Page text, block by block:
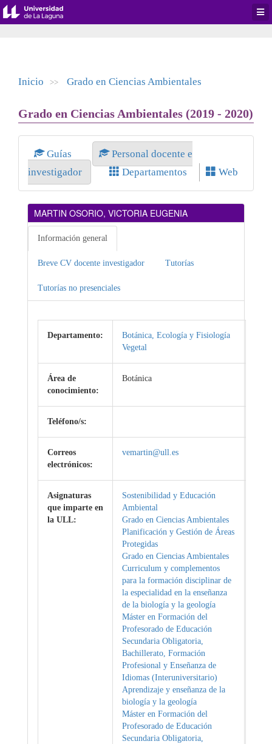
Inicio >> Grado en Ciencias Ambientales
Grado en Ciencias Ambientales (2019 - 2020)
Guías
Personal docente e
investigador
Departamentos Web
MARTIN OSORIO, VICTORIA EUGENIA
Información general
Breve CV docente investigador Tutorías
Tutorías no presenciales
Departamento:
Botánica, Ecología y Fisiología
Vegetal
Área de
conocimiento:
Botánica
Teléfono/s:
Correos
electrónicos:
vemartin@ull.es
Asignaturas
que imparte en
la ULL:
Sostenibilidad y Educación
Ambiental
Grado en Ciencias Ambientales
Planificación y Gestión de Áreas
Protegidas
Grado en Ciencias Ambientales
Curriculum y complementos
para la formación disciplinar de
la especialidad en la enseñanza
de la biología y la geología
Máster en Formación del
Profesorado de Educación
Secundaria Obligatoria,
Bachillerato, Formación
Profesional y Enseñanza de
Idiomas (Interuniversitario)
Aprendizaje y enseñanza de la
biología y la geología
Máster en Formación del
Profesorado de Educación
Secundaria Obligatoria,